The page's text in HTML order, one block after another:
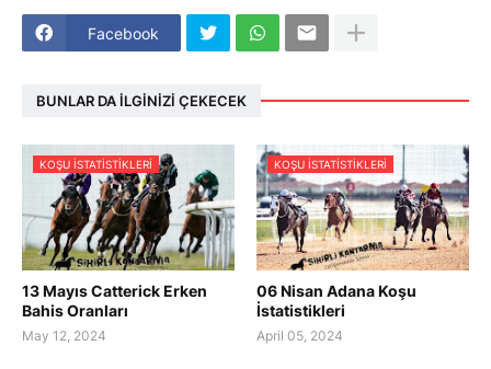
Facebook
BUNLAR DA İLGINIZI ÇEKECEK
KOŞU ISTATISTIKLERI
13 Mayıs Catterick Erken
Bahis Oranları
May 12, 2024
KOŞU ISTATISTIKLERI
06 Nisan Adana Koşu
İstatistikleri
April 05, 2024